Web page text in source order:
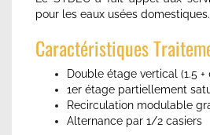
pour les eaux usées domestiques.
Caractéristiques
Double étage vertical (1.5 +
1er étage partiellement
Recirculation modulable
Alternance par 1/2 casiers